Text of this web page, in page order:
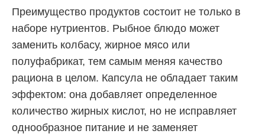
Преимущество продуктов состоит не только в
наборе нутриентов. Рыбное блюдо может
заменить колбасу, жирное мясо или
полуфабрикат, тем самым меняя качество
рациона в целом. Капсула не обладает таким
эффектом: она добавляет определенное
количество жирных кислот, но не исправляет
однообразное питание и не заменяет